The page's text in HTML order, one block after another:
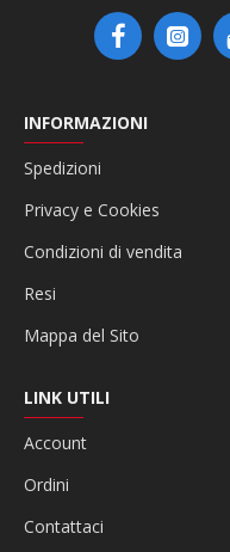
INFORMAZIONI
Spedizioni
Privacy e Cookies
Condizioni di vendita
Resi
Mappa del Sito
LINK UTILI
Account
Ordini
Contattaci